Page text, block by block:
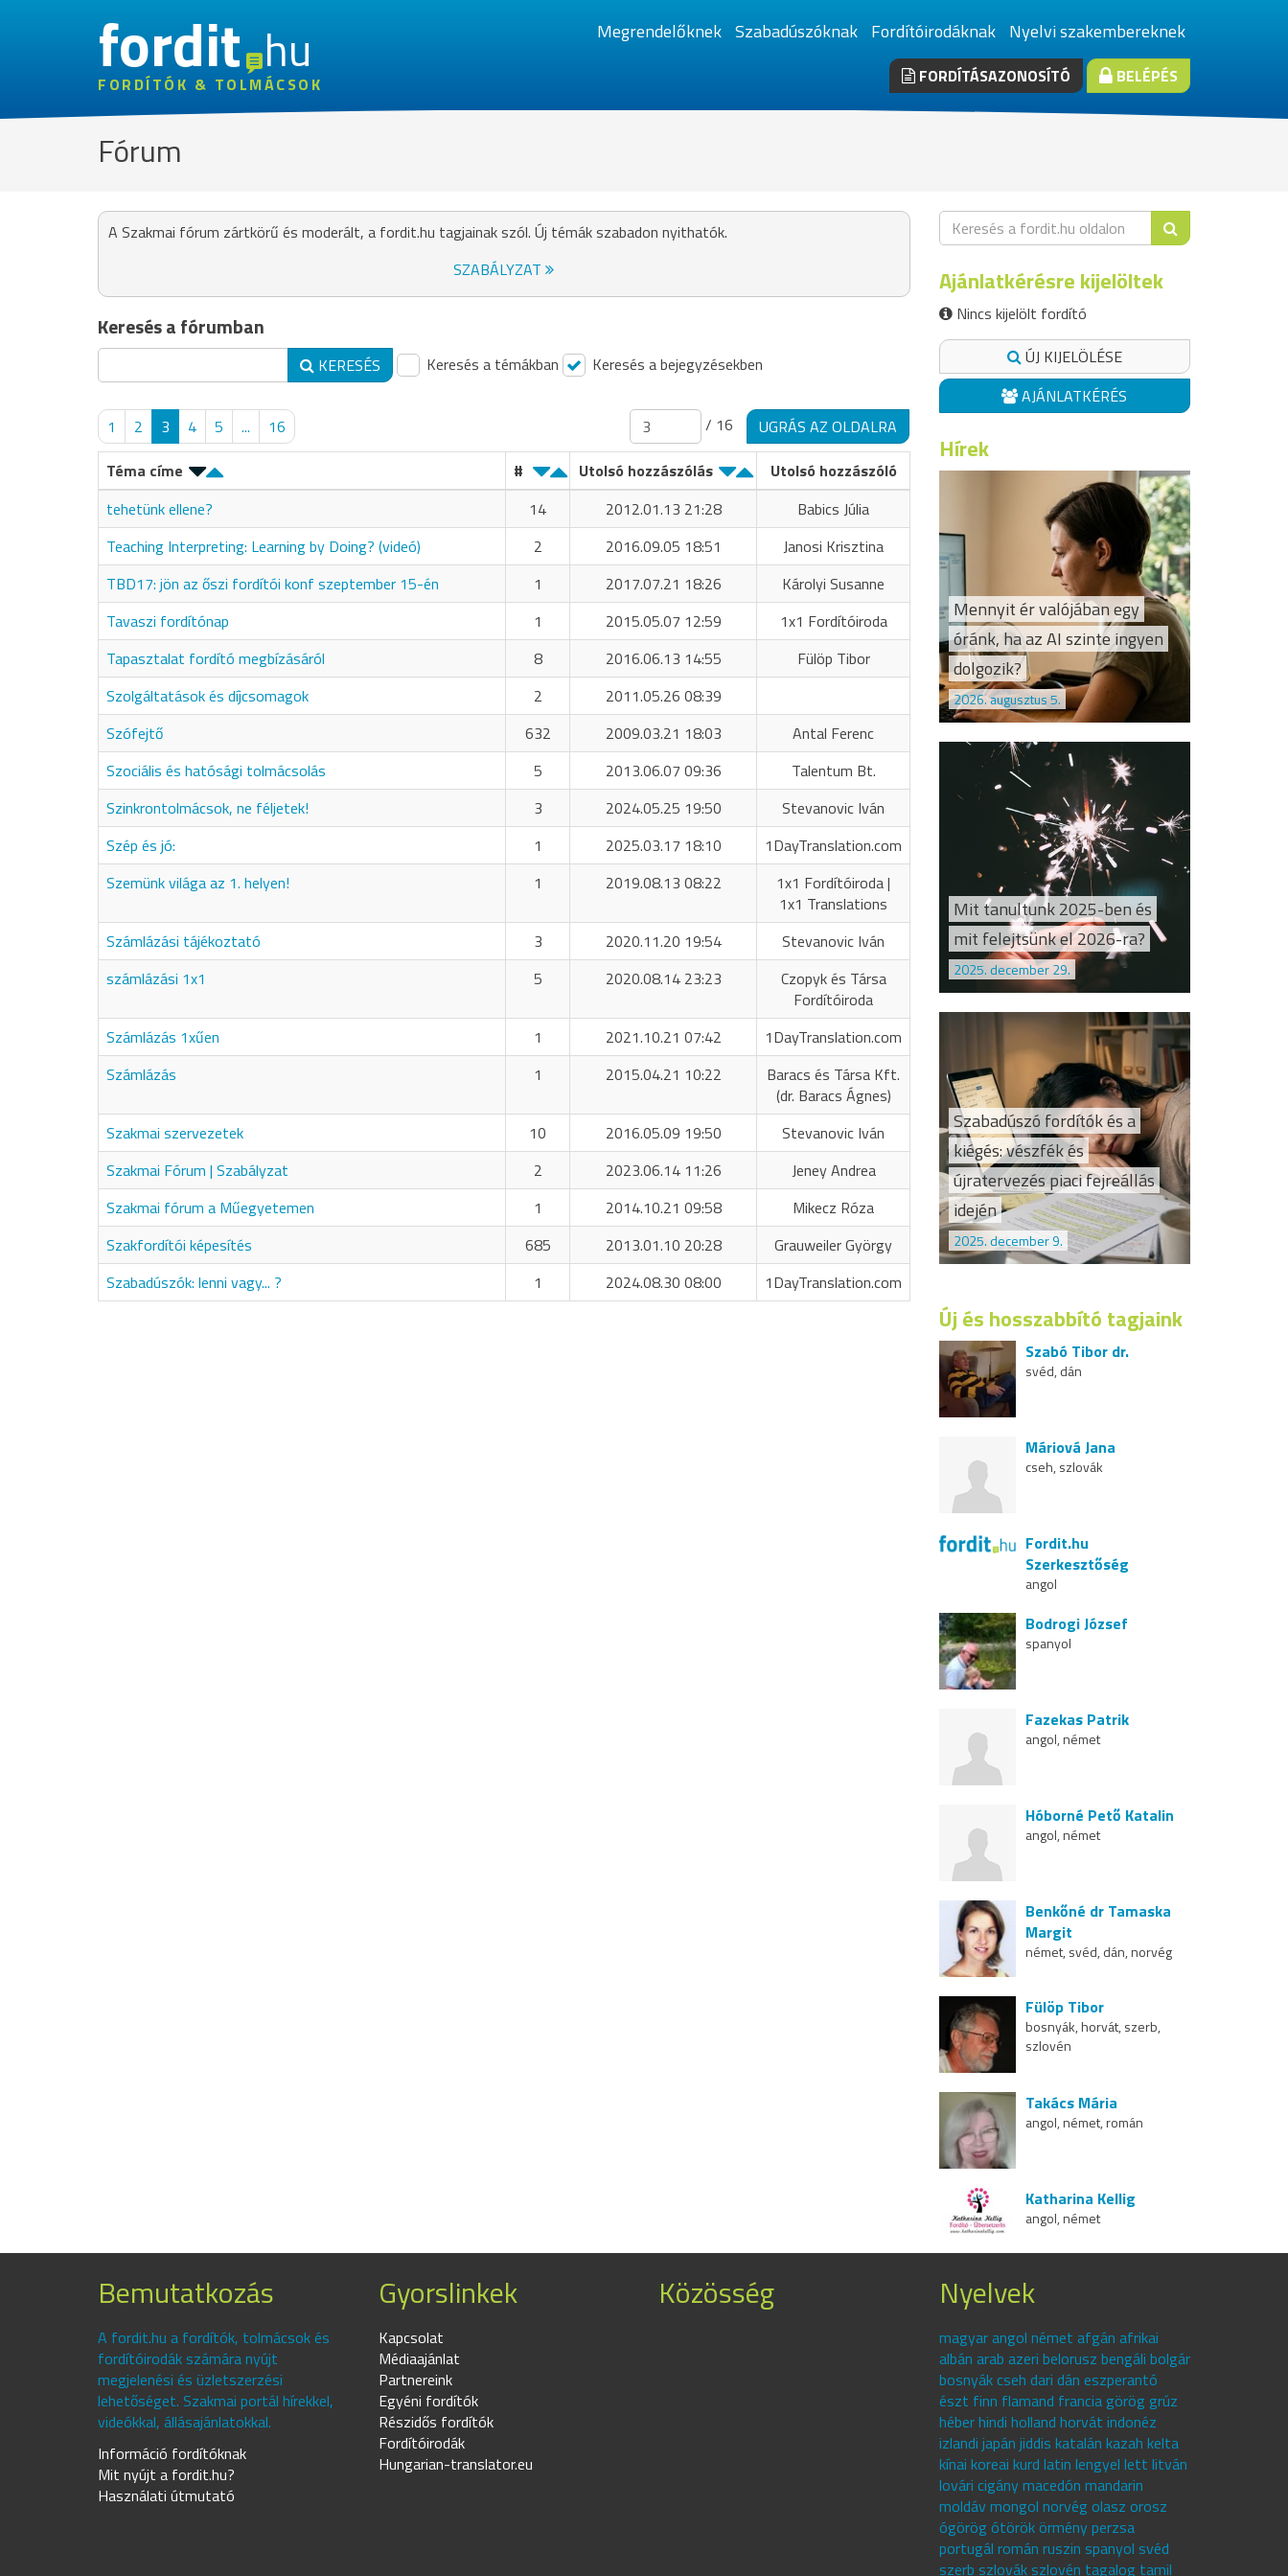
fordithu
FORDÍTÓK & TOLMÁCSOK
Megrendelőknek Szabadúszóknak Fordítóirodáknak Nyelvi szakembereknek
FORDÍTÁSAZONOSÍTÓ BELÉPÉS
Fórum
A Szakmai fórum zártkörű és moderált, a fordit.hu tagjainak szól. Új témák szabadon nyithatók.
SZABÁLYZAT
Keresés a fórumban
KERESÉS Keresés a témákban Keresés a bejegyzésekben
1 2 3 4 5 ... 16 / 16
UGRÁS AZ OLDALRA
Téma címe
# Utolsó hozzászólás
Utolsó hozzászóló
tehetünk ellene?
14 2012.01.13 21:28
Babics Júlia
Teaching Interpreting: Learning by Doing? (videó)
2 2016.09.05 18:51
Janosi Krisztina
TBD17: jön az őszi fordítói konf szeptember 15-én
1 2017.07.21 18:26
Károlyi Susanne
Tavaszi fordítónap
1 2015.05.07 12:59
1x1 Fordítóiroda
Tapasztalat fordító megbízásáról
8 2016.06.13 14:55
Fülöp Tibor
Szolgáltatások és díjcsomagok
2
2011.05.26 08:39
Szófejtő
632 2009.03.21 18:03
Antal Ferenc
Szociális és hatósági tolmácsolás
5 2013.06.07 09:36
Talentum Bt.
Szinkrontolmácsok, ne féljetek!
3 2024.05.25 19:50
Stevanovic Iván
Szép és jó:
1 2025.03.17 18:10
1DayTranslation.com
Szemünk világa az 1. helyen!
1 2019.08.13 08:22
1x1 Fordítóiroda |
1x1 Translations
Számlázási tájékoztató
3 2020.11.20 19:54
Stevanovic Iván
számlázási 1x1
5 2020.08.14 23:23
Czopyk és Társa
Fordítóiroda
Számlázás 1xűen
1 2021.10.21 07:42
1DayTranslation.com
Számlázás
1 2015.04.21 10:22
Baracs és Társa Kft.
(dr. Baracs Ágnes)
Szakmai szervezetek
10 2016.05.09 19:50
Stevanovic Iván
Szakmai Fórum | Szabályzat
2 2023.06.14 11:26
Jeney Andrea
Szakmai fórum a Műegyetemen
1 2014.10.21 09:58
Mikecz Róza
Szakfordítói képesítés
685 2013.01.10 20:28
Grauweiler György
Szabadúszók: lenni vagy... ?
1 2024.08.30 08:00 1DayTranslation.com
Ajánlatkérésre kijelöltek
Nincs kijelölt fordító
ÚJ KIJELÖLÉSE
AJÁNLATKÉRÉS
Hírek
Mennyit ér valójában egy
óránk, ha az AI szinte ingyen
dolgozik?
2026. augusztus 5.
Mit tanultunk 2025-ben és
mit felejtsünk el 2026-ra?
2025. december 29.
Szabadúszó fordítók és a
kiégés: vészfék és
újratervezés piaci fejreállás
idején
2025. december 9.
Új és hosszabbító tagjaink
Szabó Tibor dr.
svéd, dán
Máriová Jana
cseh, szlovák
Fordit.hu
Szerkesztőség
angol
Bodrogi József
spanyol
Fazekas Patrik
angol, német
Hóborné Pető Katalin
angol, német
Benkőné dr Tamaska
Margit
német, svéd, dán, norvég
Fülöp Tibor
bosnyák, horvát, szerb,
szlovén
Takács Mária
angol, német, román
Katharina Kellig
angol, német
Bemutatkozás
A fordit.hu a fordítók, tolmácsok és
fordítóirodák számára nyújt
megjelenési és üzletszerzési
lehetőséget. Szakmai portál hírekkel,
videókkal, állásajánlatokkal.
Információ fordítóknak
Mit nyújt a fordit.hu?
Használati útmutató
Gyorslinkek
Kapcsolat
Médiaajánlat
Partnereink
Egyéni fordítók
Részidős fordítók
Fordítóirodák
Hungarian-translator.eu
Közösség Nyelvek
magyar angol német afgán afrikai
albán arab azeri belorusz bengáli bolgár
bosnyák cseh dari dán eszperantó
észt finn flamand francia görög grúz
héber hindi holland horvát indonéz
izlandi japán jiddis katalán kazah kelta
kínai koreai kurd latin lengyel lett litván
lovári cigány macedón mandarin
moldáv mongol norvég olasz orosz
ógörög ótörök örmény perzsa
portugál román ruszin spanyol svéd
szerb szlovák szlovén tagalog tamil